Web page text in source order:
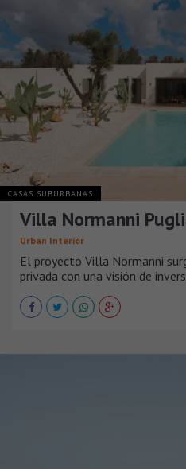
CASAS SUBURBANAS
Villa Normanni
Urban Interior
El proyecto Villa Normanni
privada con una visión de